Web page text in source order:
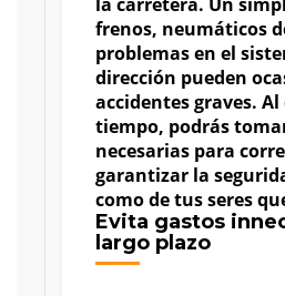
frenos, neumáticos
problemas en el
dirección pueden
accidentes graves.
tiempo, podrás
necesarias para
garantizar la
como de tus seres
Evita gastos
largo plazo